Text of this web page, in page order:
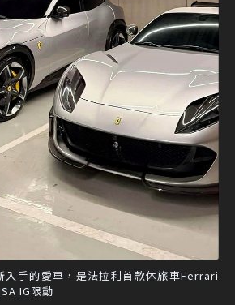
入手的愛車，是法拉利首款休旅車Ferrari
IG限動